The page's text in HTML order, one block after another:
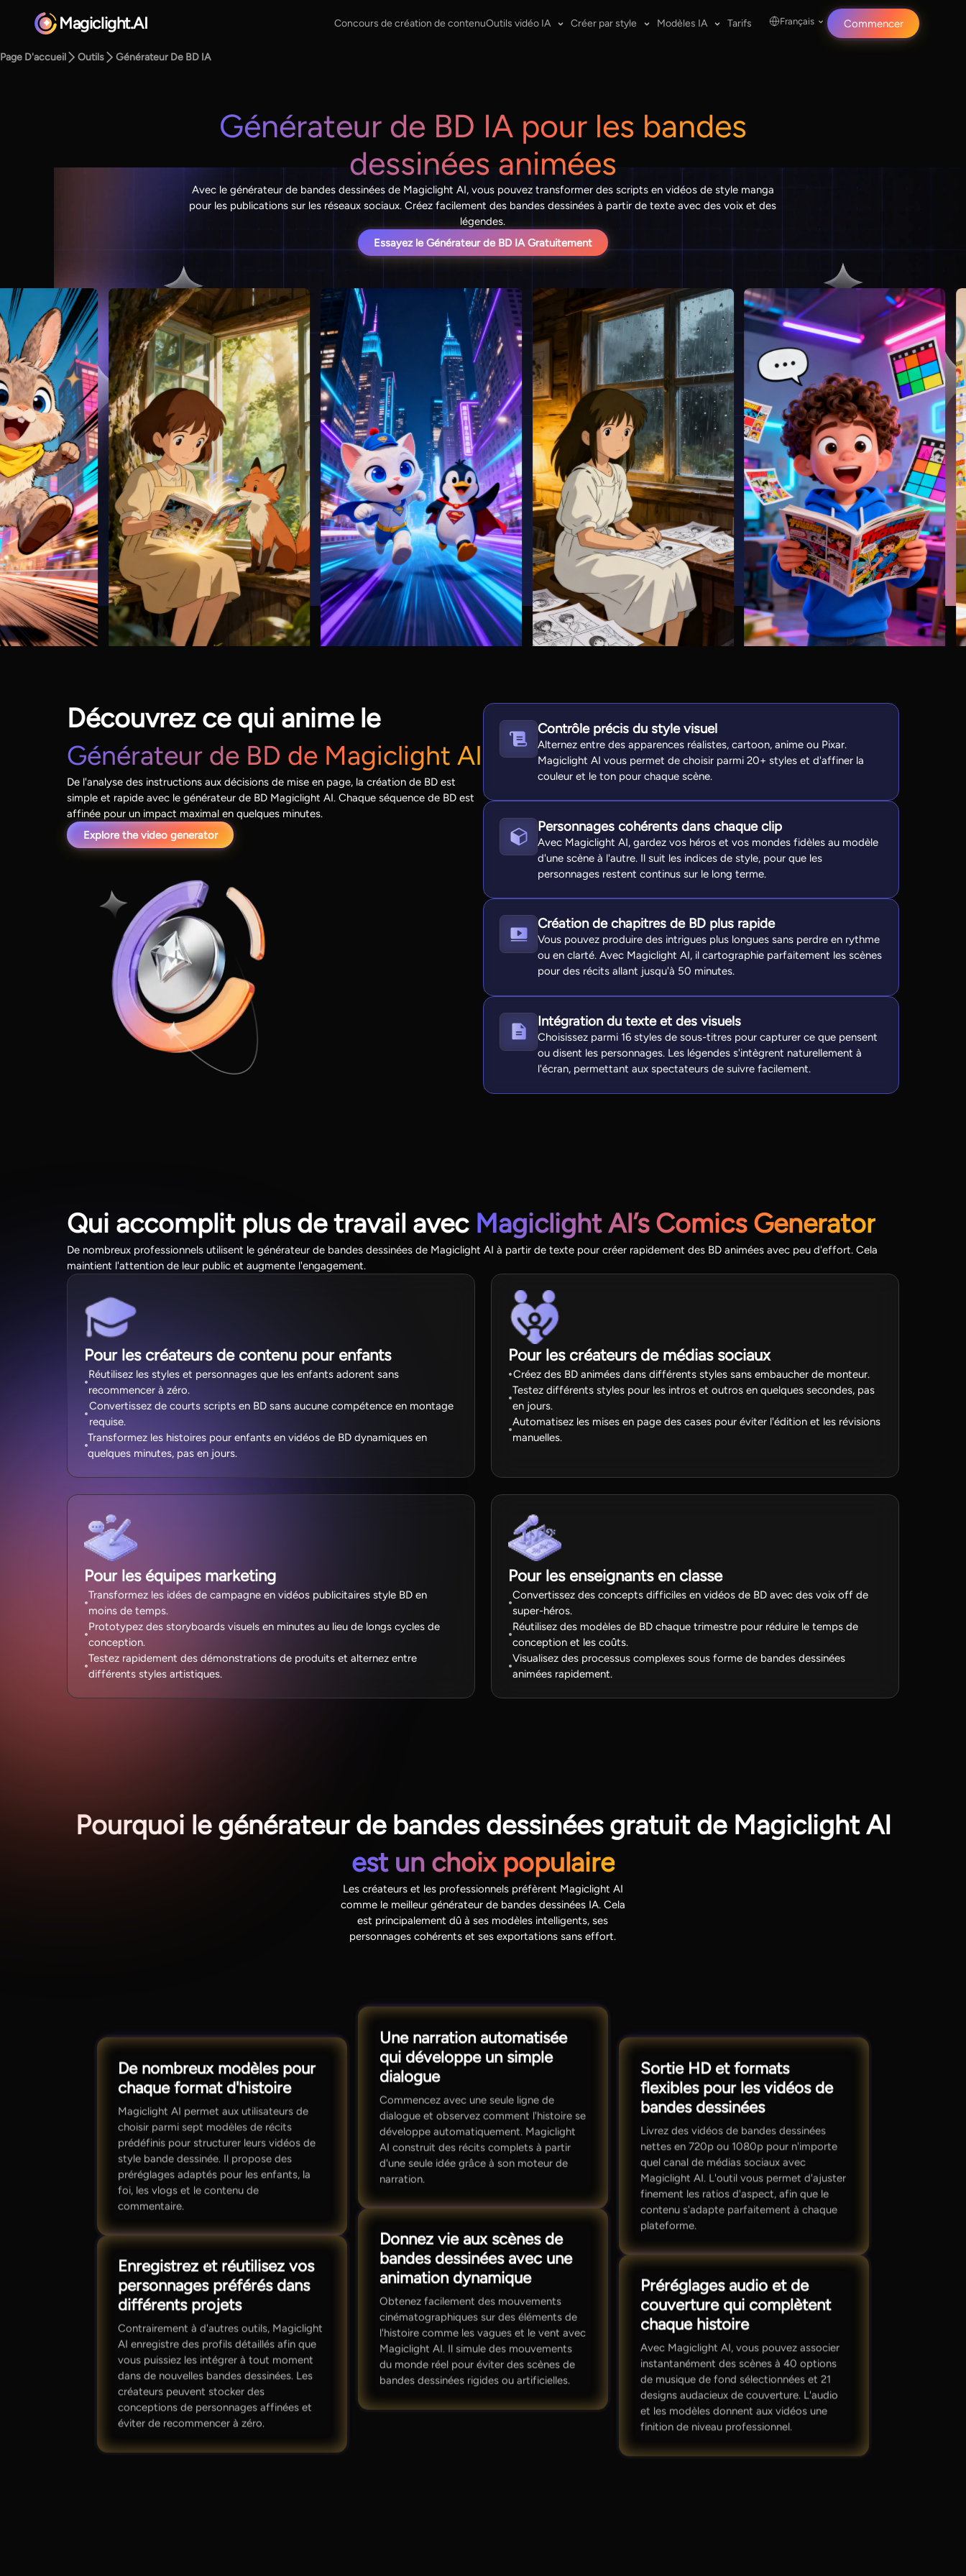
Magiclight.AI Concours de création de contenuOutils vidéo IA Créer par style Modèles IA Tarifs Français Commencer
Page D'accueil Outils Générateur De BD IA
Générateur de BD IA pour les bandes
dessinées animées
Avec le générateur de bandes dessinées de Magiclight AI, vous pouvez transformer des scripts en vidéos de style manga
pour les publications sur les réseaux sociaux. Créez facilement des bandes dessinées à partir de texte avec des voix et des
légendes.
Essayez le Générateur de BD IA Gratuitement
Découvrez ce qui anime le
Générateur de BD de Magiclight AI
De l'analyse des instructions aux décisions de mise en page, la création de BD est
simple et rapide avec le générateur de BD Magiclight AI. Chaque séquence de BD est
affinée pour un impact maximal en quelques minutes.
Explore the video generator
Contrôle précis du style visuel
Alternez entre des apparences réalistes, cartoon, anime ou Pixar.
Magiclight AI vous permet de choisir parmi 20+ styles et d'affiner la
couleur et le ton pour chaque scène.
Personnages cohérents dans chaque clip
Avec Magiclight AI, gardez vos héros et vos mondes fidèles au modèle
d'une scène à l'autre. Il suit les indices de style, pour que les
personnages restent continus sur le long terme.
Création de chapitres de BD plus rapide
Vous pouvez produire des intrigues plus longues sans perdre en rythme
ou en clarté. Avec Magiclight AI, il cartographie parfaitement les scènes
pour des récits allant jusqu'à 50 minutes.
Intégration du texte et des visuels
Choisissez parmi 16 styles de sous-titres pour capturer ce que pensent
ou disent les personnages. Les légendes s'intègrent naturellement à
l'écran, permettant aux spectateurs de suivre facilement.
Qui accomplit plus de travail avec Magiclight AI’s Comics Generator
De nombreux professionnels utilisent le générateur de bandes dessinées de Magiclight AI à partir de texte pour créer rapidement des BD animées avec peu d'effort. Cela
maintient l'attention de leur public et augmente l'engagement.
Pour les créateurs de contenu pour enfants
Réutilisez les styles et personnages que les enfants adorent sans
recommencer à zéro.
Convertissez de courts scripts en BD sans aucune compétence en montage
requise.
Transformez les histoires pour enfants en vidéos de BD dynamiques en
quelques minutes, pas en jours.
Pour les créateurs de médias sociaux
Créez des BD animées dans différents styles sans embaucher de monteur.
Testez différents styles pour les intros et outros en quelques secondes, pas
en jours.
Automatisez les mises en page des cases pour éviter l'édition et les révisions
manuelles.
Pour les équipes marketing
Transformez les idées de campagne en vidéos publicitaires style BD en
moins de temps.
Prototypez des storyboards visuels en minutes au lieu de longs cycles de
conception.
Testez rapidement des démonstrations de produits et alternez entre
différents styles artistiques.
Pour les enseignants en classe
Convertissez des concepts difficiles en vidéos de BD avec des voix off de
super-héros.
Réutilisez des modèles de BD chaque trimestre pour réduire le temps de
conception et les coûts.
Visualisez des processus complexes sous forme de bandes dessinées
animées rapidement.
Pourquoi le générateur de bandes dessinées gratuit de Magiclight AI
est un choix populaire
Les créateurs et les professionnels préfèrent Magiclight AI
comme le meilleur générateur de bandes dessinées IA. Cela
est principalement dû à ses modèles intelligents, ses
personnages cohérents et ses exportations sans effort.
De nombreux modèles pour
chaque format d'histoire
Magiclight AI permet aux utilisateurs de
choisir parmi sept modèles de récits
prédéfinis pour structurer leurs vidéos de
style bande dessinée. Il propose des
préréglages adaptés pour les enfants, la
foi, les vlogs et le contenu de
commentaire.
Enregistrez et réutilisez vos
personnages préférés dans
différents projets
Contrairement à d'autres outils, Magiclight
AI enregistre des profils détaillés afin que
vous puissiez les intégrer à tout moment
dans de nouvelles bandes dessinées. Les
créateurs peuvent stocker des
conceptions de personnages affinées et
éviter de recommencer à zéro.
Une narration automatisée
qui développe un simple
dialogue
Commencez avec une seule ligne de
dialogue et observez comment l'histoire se
développe automatiquement. Magiclight
AI construit des récits complets à partir
d'une seule idée grâce à son moteur de
narration.
Donnez vie aux scènes de
bandes dessinées avec une
animation dynamique
Obtenez facilement des mouvements
cinématographiques sur des éléments de
l'histoire comme les vagues et le vent avec
Magiclight AI. Il simule des mouvements
du monde réel pour éviter des scènes de
bandes dessinées rigides ou artificielles.
Sortie HD et formats
flexibles pour les vidéos de
bandes dessinées
Livrez des vidéos de bandes dessinées
nettes en 720p ou 1080p pour n'importe
quel canal de médias sociaux avec
Magiclight AI. L'outil vous permet d'ajuster
finement les ratios d'aspect, afin que le
contenu s'adapte parfaitement à chaque
plateforme.
Préréglages audio et de
couverture qui complètent
chaque histoire
Avec Magiclight AI, vous pouvez associer
instantanément des scènes à 40 options
de musique de fond sélectionnées et 21
designs audacieux de couverture. L'audio
et les modèles donnent aux vidéos une
finition de niveau professionnel.